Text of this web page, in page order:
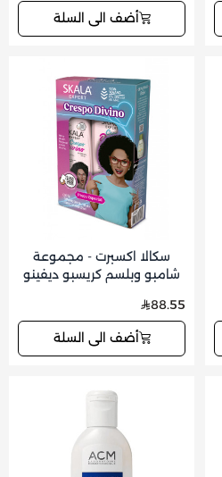
أضف الى السلة
سكالا اكسبرت - مجموعة
شامبو وبلسم كريسبو ديفينو
88.55
أضف الى السلة